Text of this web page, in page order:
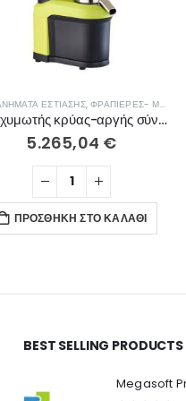
ΕΣΤΊΑΣΗΣ,ΦΡΑΠΙΈΡΕΣ- ΜΠΛΈΝΤΕΡ- ΑΠΟΧΥΜΩΤΈΣ
Αποχυμωτής κρύας-αργής σύνθλιψης Nutrisantos 65
5.265,04 €
ΠΡΟΣΘΉΚΗ ΣΤΟ ΚΑΛΆΘΙ
BEST SELLING PRODUCTS